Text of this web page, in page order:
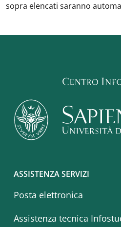
sopra elencati saranno
Footer menu
ASSISTENZA SERVIZI
Posta elettronica
Assistenza tecnica